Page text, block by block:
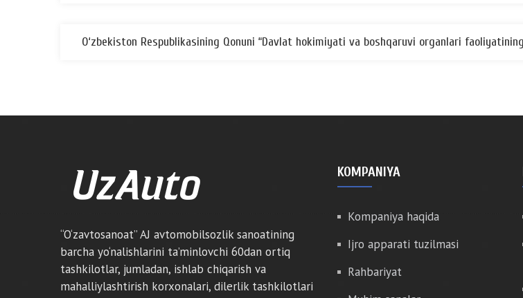
O‘zbekiston Respublikasining Qonuni “Davlat hokimiyati va boshqaruvi organlari
“O‘zavtosanoat” AJ avtomobilsozlik sanoatining
barcha yo‘nalishlarini ta’minlovchi 60dan ortiq
tashkilotlar, jumladan, ishlab chiqarish va
mahalliylashtirish korxonalari, dilerlik tashkilotlari
KOMPANIYA
Kompaniya haqida
Ijro apparati tuzilmasi
Rahbariyat